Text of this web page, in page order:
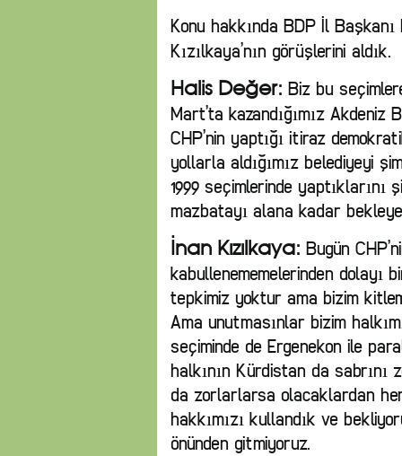
Konu hakkında BDP İl
Kızılkaya’nın görüşlerini aldık.
Halis Değer: Biz bu
Mart’ta kazandığımız
CHP’nin yaptığı itiraz
yollarla aldığımız belediyeyi
1999 seçimlerinde
mazbatayı alana kadar
İnan Kızılkaya: Bugün
kabullenememelerinden dolayı
tepkimiz yoktur ama bizim
Ama unutmasınlar bizim
seçiminde de Ergenekon ile
halkının Kürdistan da sabrını
da zorlarlarsa olacaklardan
hakkımızı kullandık ve
önünden gitmiyoruz.